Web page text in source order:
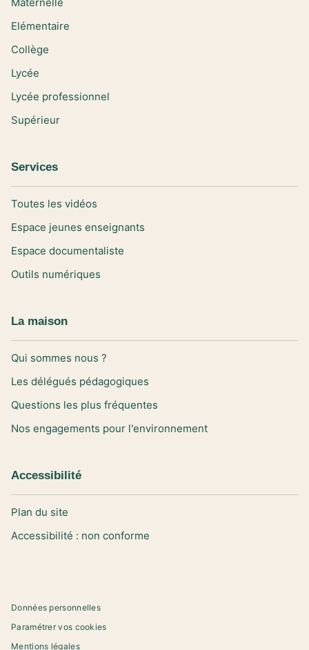
Elémentaire
Collège
Lycée
Lycée professionnel
Supérieur
Services
Toutes les vidéos
Espace jeunes enseignants
Espace documentaliste
Outils numériques
La maison
Qui sommes nous ?
Les délégués pédagogiques
Questions les plus fréquentes
Nos engagements pour l'environnement
Accessibilité
Plan du site
Accessibilité : non conforme
Données personnelles
Paramétrer vos cookies
Mentions légales